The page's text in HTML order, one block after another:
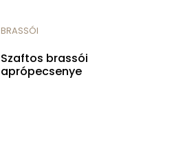
BRASSÓI
Szaftos brassói
aprópecsenye